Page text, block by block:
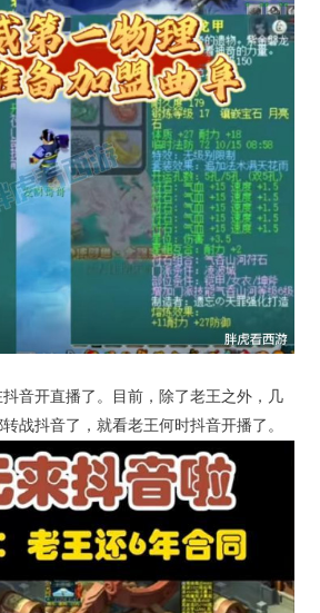
音开直播了。目前，除了老王之外，几
战抖音了，就看老王何时抖音开播了。